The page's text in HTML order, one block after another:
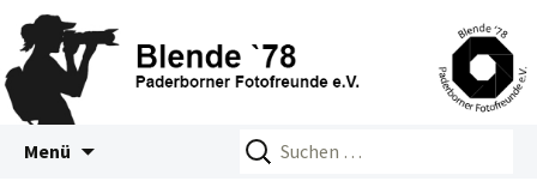
Blende 78 – Paderborner
Menü
Suchen
nach: